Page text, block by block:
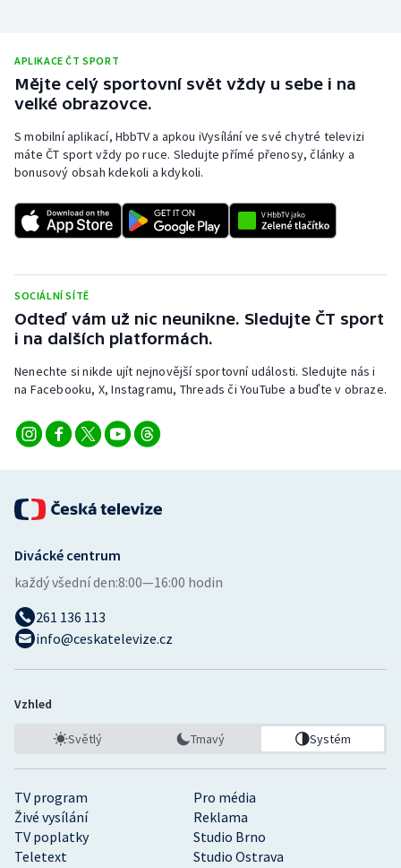
APLIKACE ČT SPORT
Mějte celý sportovní svět vždy u sebe i na
velké obrazovce.
S mobilní aplikací, HbbTV a apkou iVysílání ve své chytré televizi
máte ČT sport vždy po ruce. Sledujte přímé přenosy, články a
bonusový obsah kdekoli a kdykoli.
SOCIÁLNÍ SÍTĚ
Odteď vám už nic neunikne. Sledujte ČT sport
i na dalších platformách.
Nenechte si nikde ujít nejnovější sportovní události. Sledujte nás i
na Facebooku, X, Instagramu, Threads či YouTube a buďte v obraze.
TV program
Pro média
Živé vysílání
Reklama
TV poplatky
Studio Brno
Teletext
Studio Ostrava
Divácké centrum
každý všední den:8:00—16:00 hodin
261 136 113
info@ceskatelevize.cz
Vzhled
Světlý Tmavý Systém